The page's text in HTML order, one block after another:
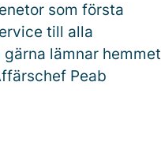
som första
till alla
lämnar hemmet
Peab